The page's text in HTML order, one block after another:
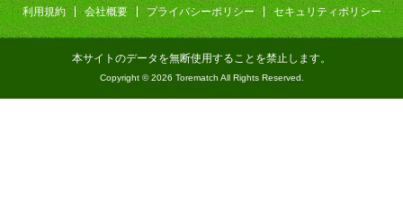
利用規約 会社概要 プライバシーポリシー セキュリティポリシー
本サイトのデータを無断使用することを禁止します。
Copyright © 2026 Torematch All Rights Reserved.